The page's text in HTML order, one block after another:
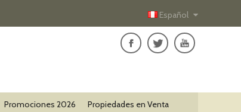
Español
Promociones 2026 Propiedades en Venta